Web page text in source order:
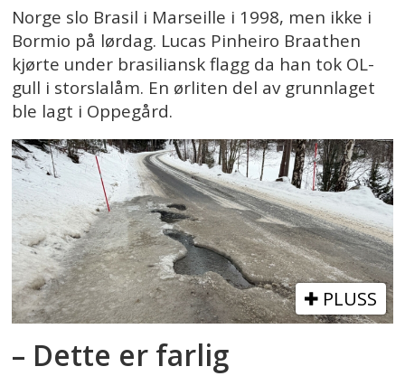
Norge slo Brasil i Marseille i 1998, men ikke i
Bormio på lørdag. Lucas Pinheiro Braathen
kjørte under brasiliansk flagg da han tok OL-
gull i storslalåm. En ørliten del av grunnlaget
ble lagt i Oppegård.
PLUSS
– Dette er farlig